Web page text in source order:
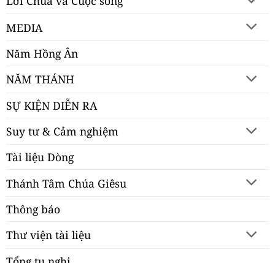
MEDIA
Năm Hồng Ân
NĂM THÁNH
SỰ KIỆN DIỄN RA
Suy tư & Cảm nghiệm
Tài liệu Dòng
Thánh Tâm Chúa Giêsu
Thông báo
Thư viện tài liệu